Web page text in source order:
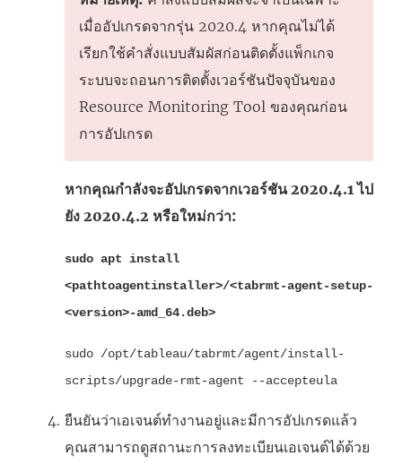
เมื่ออัปเกรดจากรุ่น 2020.4 หากคุณไม่ได้
เรียกใช้คำสั่งแบบสัมผัสก่อนติดตั้งแพ็กเกจ
ระบบจะถอนการติดตั้งเวอร์ชันปัจจุบันของ
Resource Monitoring Tool ของคุณก่อน
การอัปเกรด
หากคุณกำลังจะอัปเกรดจากเวอร์ชัน 2020.4.1 ไป
ยัง 2020.4.2 หรือใหม่กว่า:
sudo apt install
<pathtoagentinstaller>/<tabrmt-agent-setup-
<version>-amd_64.deb>
sudo /opt/tableau/tabrmt/agent/install-
scripts/upgrade-rmt-agent --accepteula
ยืนยันว่าเอเจนต์ทำงานอยู่และมีการอัปเกรดแล้ว
คุณสามารถดูสถานะการลงทะเบียนเอเจนต์ได้ด้วย